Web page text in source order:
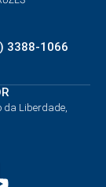
3388-1066
da Liberdade,